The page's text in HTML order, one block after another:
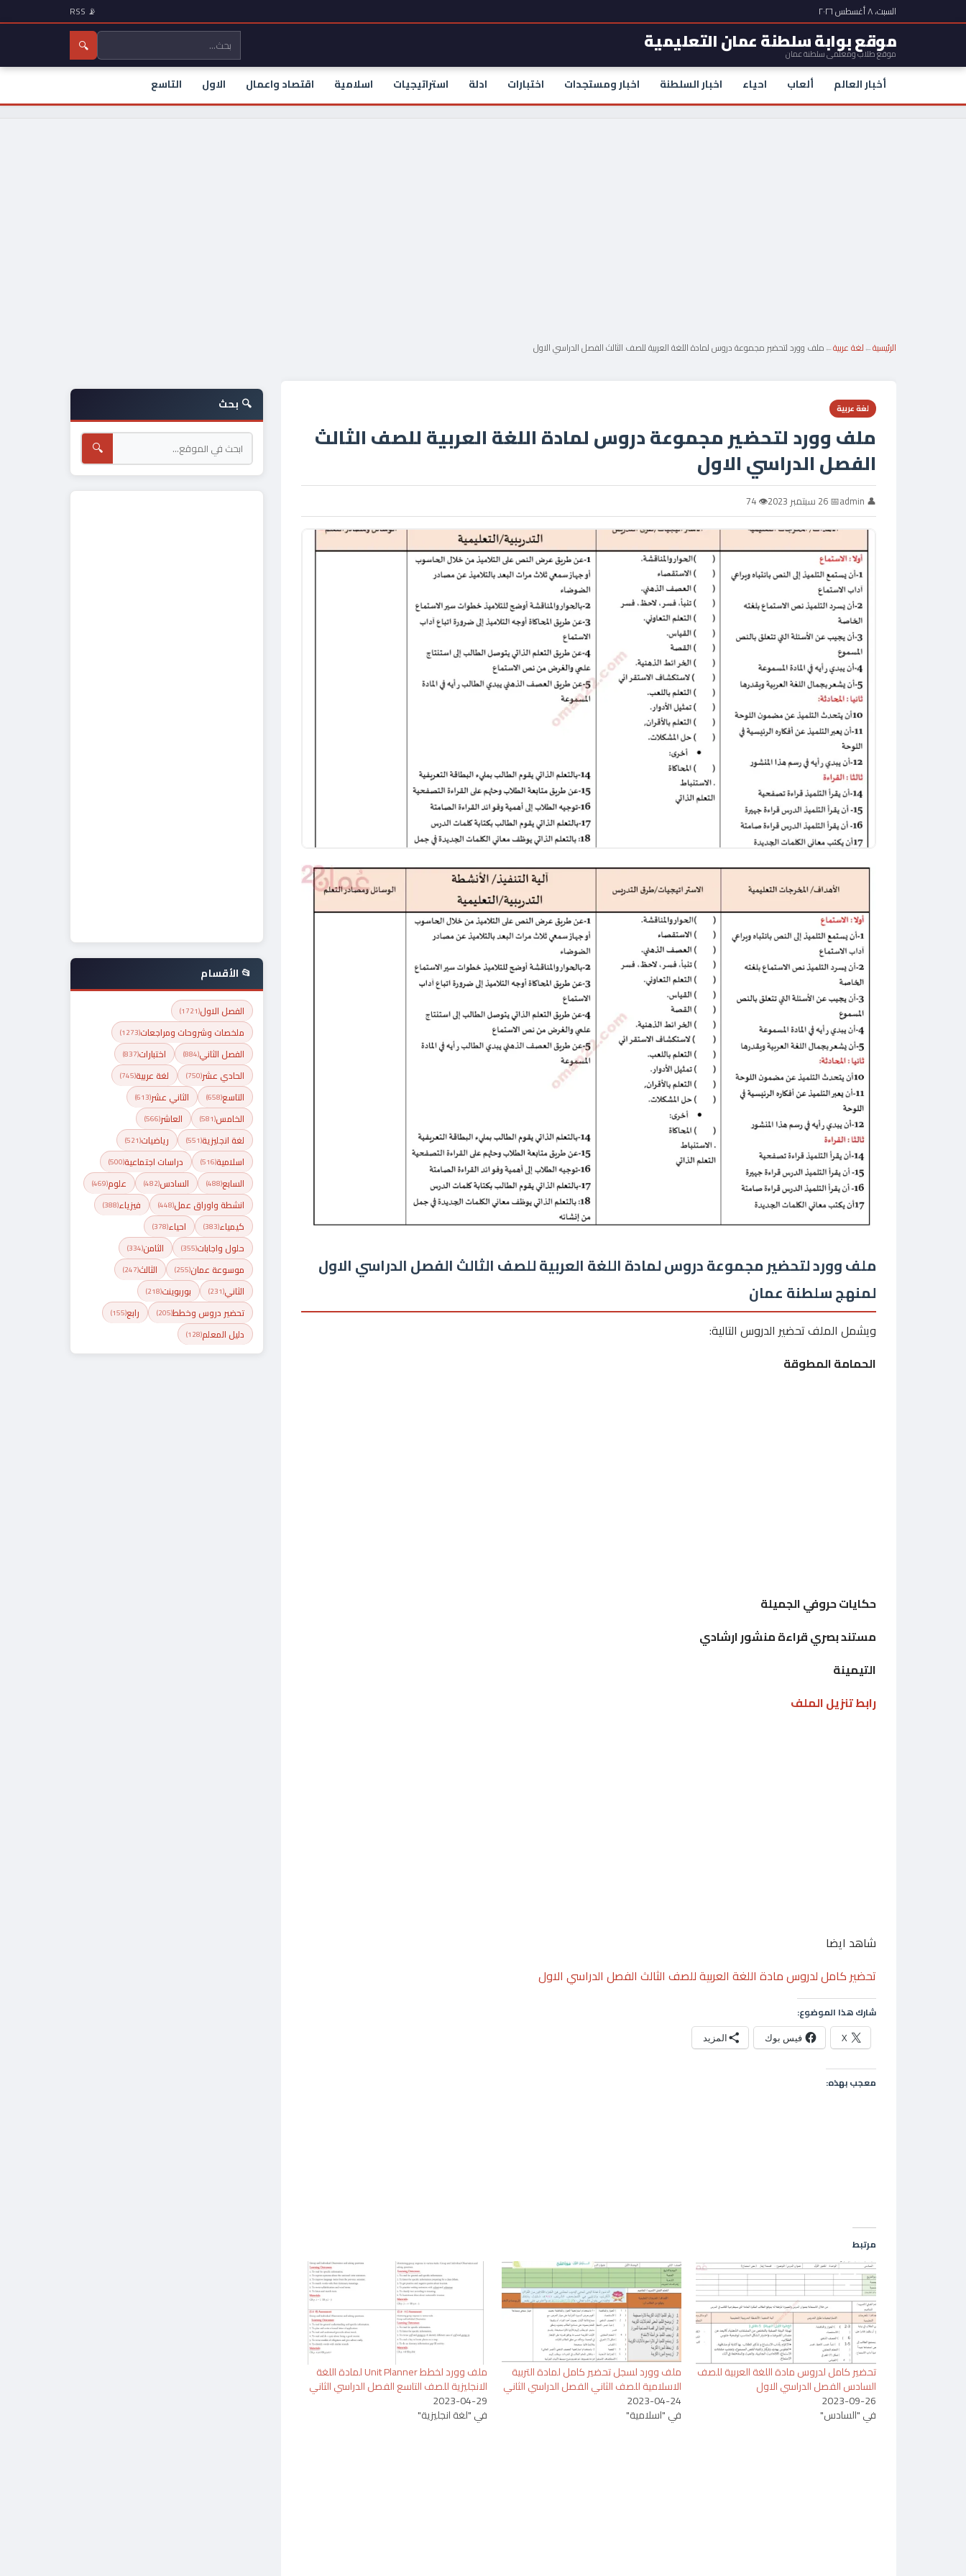
السبت، ٨ أغسطس ٢٠٢٦ 📡 RSS
موقع بوابة سلطنة عمان التعليمية
موقع طلاب ومعلمي سلطنة عمان
🔍
أخبار العالم ألعاب احياء اخبار السلطنة اخبار ومستجدات اختبارات ادلة استراتيجيات اسلامية اقتصاد واعمال الاول التاسع
الرئيسية←لغة عربية←ملف وورد لتحضير مجموعة دروس لمادة اللغة العربية للصف الثالث الفصل الدراسي الاول
لغة عربية
ملف وورد لتحضير مجموعة دروس لمادة اللغة العربية للصف الثالث
الفصل الدراسي الاول
👤 admin 📅 26 سبتمبر 2023 👁 74
ملف وورد لتحضير مجموعة دروس لمادة اللغة العربية للصف الثالث الفصل الدراسي الاول
لمنهج سلطنة عمان
ويشمل الملف تحضير الدروس التالية:
الحمامة المطوقة
حكايات حروفي الجميلة
مستند بصري قراءة منشور ارشادي
التيمينة
رابط تنزيل الملف
شاهد ايضا
تحضير كامل لدروس مادة اللغة العربية للصف الثالث الفصل الدراسي الاول
شارك هذا الموضوع:
X فيس بوك المزيد
معجب بهذه:
مرتبط
تحضير كامل لدروس مادة اللغة العربية للصف
السادس الفصل الدراسي الاول
2023-09-26
في "السادس"
ملف وورد لسجل تحضير كامل لمادة التربية
الاسلامية للصف الثاني الفصل الدراسي الثاني
2023-04-24
في "اسلامية"
ملف وورد لخطط Unit Planner لمادة اللغة
الانجليزية للصف التاسع الفصل الدراسي الثاني
2023-04-29
في "لغة انجليزية"
🔍 بحث
🔍
📂 الأقسام
الفصل الاول(1721)
ملخصات وشروحات ومراجعات(1273)
الفصل الثاني(884) اختبارات(837)
الحادي عشر(750) لغة عربية(745)
التاسع(658) الثاني عشر(613)
الخامس(581) العاشر(566)
لغة انجليزية(551) رياضيات(521)
اسلامية(516) دراسات اجتماعية(500)
السابع(488) السادس(482) علوم(469)
انشطة واوراق عمل(448) فيزياء(388)
كيمياء(383) احياء(378)
حلول واجابات(355) الثامن(334)
موسوعة عمان(255) الثالث(247)
الثاني(231) بوربوينت(218)
تحضير دروس وخطط(205) رابع(155)
دليل المعلم(128)